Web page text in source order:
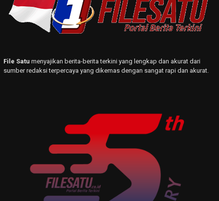
File Satu menyajikan berita-berita terkini yang lengkap dan akurat dari
sumber redaksi terpercaya yang dikemas dengan sangat rapi dan akurat.